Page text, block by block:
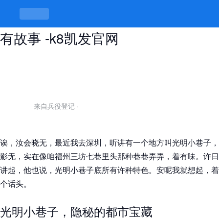
深圳光明小巷子详细地址，巷里巷外
有故事 -k8凯发官网
来自兵役登记 ·
诶，汝会晓无，最近我去深圳，听讲有一个地方叫光明小巷子
影无，实在像咱福州三坊七巷里头那种巷巷弄弄，着有味。许
讲起，他也说，光明小巷子底所有许种特色。安呢我就想起，
个话头。
光明小巷子，隐秘的都市宝藏